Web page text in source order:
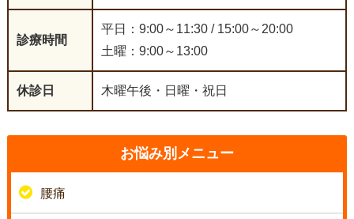
診療時間
平日：9:00～11:30 / 15:00～20:00
土曜：9:00～13:00
休診日 木曜午後・日曜・祝日
お悩み別メニュー
腰痛